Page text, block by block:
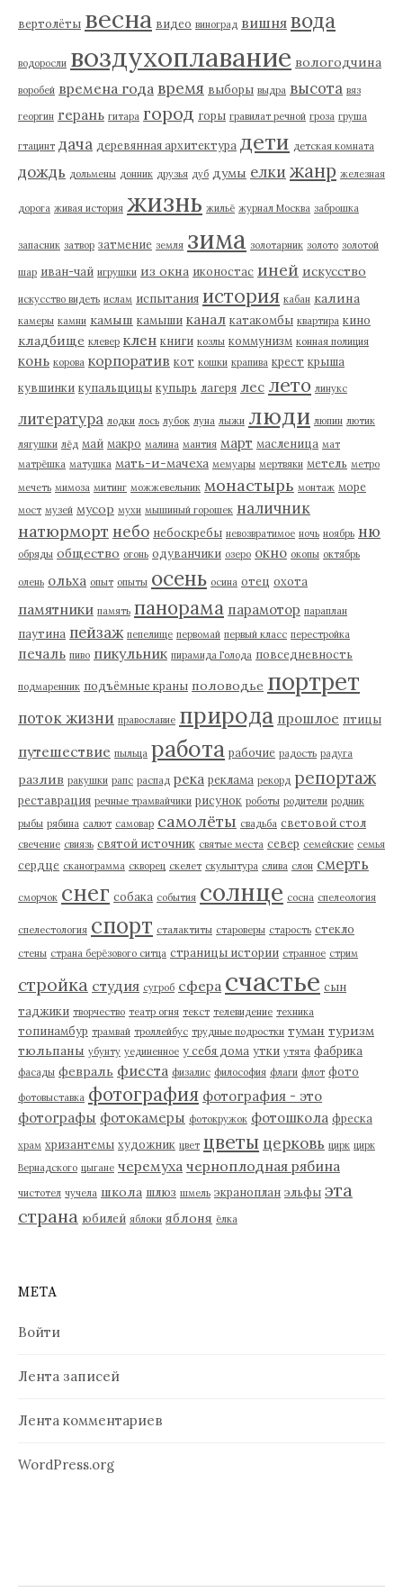
вертолёты весна видео виноград вишня вода
водоросли воздухоплавание вологодчина
воробей времена года время выборы выдра высота вяз
георгин герань гитара город горы гравилат речной гроза груша
гтацинт дача деревянная архитектура дети детская комната
дождь дольмены донник друзья дуб думы елки жанр железная
дорога живая история жизнь жильё журнал Москва заброшка
запасник затвор затмение земля зима золотарник золото золотой
шар иван-чай игрушки из окна иконостас иней искусство
искусство видеть ислам испытания история кабан калина
камеры камни камыш камыши канал катакомбы квартира кино
кладбище клевер клен книги козлы коммунизм конная полиция
конь корова корпоратив кот кошки крапива крест крыша
кувшинки купальщицы купырь лагеря лес лето линукс
литература лодки лось лубок луна лыжи люди люпин лютик
лягушки лёд май макро малина мантия март масленица мат
матрёшка матушка мать-и-мачеха мемуары мертвяки метель метро
мечеть мимоза митинг можжевельник монастырь монтаж море
мост музей мусор мухи мышиный горошек наличник
натюрморт небо небоскребы невозвратимое ночь ноябрь ню
обряды общество огонь одуванчики озеро окно окопы октябрь
олень ольха опыт опыты осень осина отец охота
памятники память панорама парамотор параплан
паутина пейзаж пепелище первомай первый класс перестройка
печаль пиво пикульник пирамида Голода повседневность
подмаренник подъёмные краны половодье портрет
поток жизни православие природа прошлое птицы
путешествие пыльца работа рабочие радость радуга
разлив ракушки рапс распад река реклама рекорд репортаж
реставрация речные трамвайчики рисунок роботы родители родник
рыбы рябина салют самовар самолёты свадьба световой стол
свечение свиязь святой источник святые места север семейские семья
сердце сканограмма скворец скелет скульптура слива слон смерть
сморчок снег собака события солнце сосна спелеология
спелестология спорт сталактиты староверы старость стекло
стены страна берёзового ситца страницы истории странное стрим
стройка студия сугроб сфера счастье сын
таджики творчество театр огня текст телевидение техника
топинамбур трамвай троллейбус трудные подростки туман туризм
тюльпаны убунту уединенное у себя дома утки утята фабрика
фасады февраль фиеста физалис философия флаги флот фото
фотовыставка фотография фотография - это
фотографы фотокамеры фотокружок фотошкола фреска
храм хризантемы художник цвет цветы церковь цирк цирк
Вернадского цыгане черемуха черноплодная рябина
чистотел чучела школа шлюз шмель экраноплан эльфы эта
страна юбилей яблоки яблоня ёлка
МЕТА
Войти
Лента записей
Лента комментариев
WordPress.org